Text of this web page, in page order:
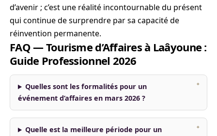
d’avenir ; c’est une réalité incontournable du présent
qui continue de surprendre par sa capacité de
réinvention permanente.
FAQ — Tourisme d’Affaires à Laâyoune :
Guide Professionnel 2026
Quelles sont les formalités pour un
événement d’affaires en mars 2026 ?
Quelle est la meilleure période pour un